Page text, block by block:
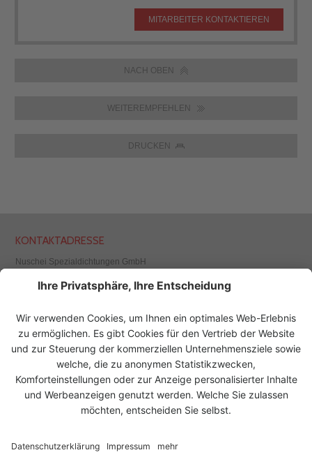
MITARBEITER KONTAKTIEREN
NACH OBEN
WEITEREMPFEHLEN
DRUCKEN
UNSERE LÖSUNGEN FÜR
KONTAKTADRESSE
Nuschei Spezialdichtungen GmbH
1230 Wien, Österreich
Fax +43 1 526 65 87
office@nuschei.at
www.nuschei.at